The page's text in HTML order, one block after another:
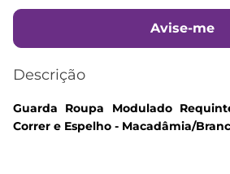
Avise-me
Descrição
Guarda Roupa Modulado
Correr e Espelho - Macadâmia/